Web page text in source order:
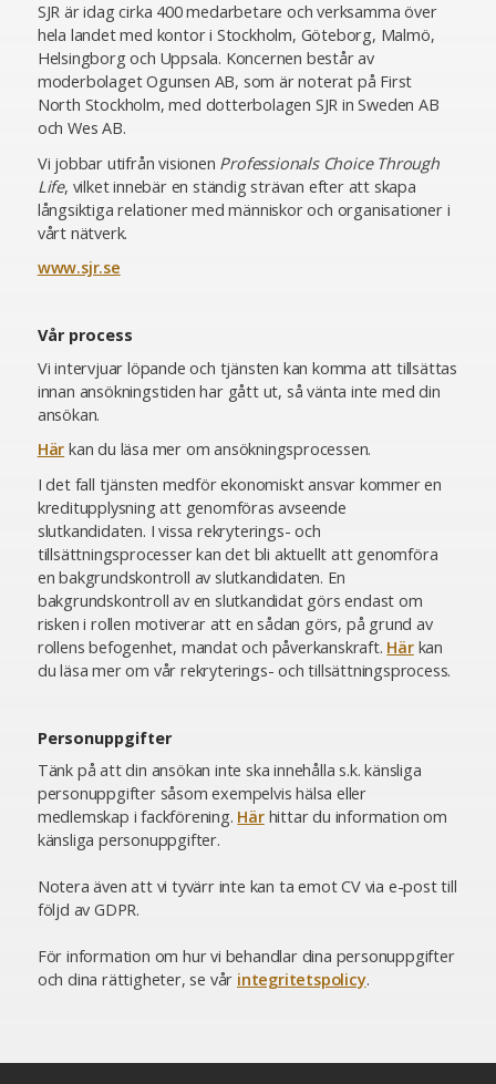
SJR är idag cirka 400 medarbetare och verksamma över
hela landet med kontor i Stockholm, Göteborg, Malmö,
Helsingborg och Uppsala. Koncernen består av
moderbolaget Ogunsen AB, som är noterat på First
North Stockholm, med dotterbolagen SJR in Sweden AB
och Wes AB.
Vi jobbar utifrån visionen Professionals Choice Through
Life, vilket innebär en ständig strävan efter att skapa
långsiktiga relationer med människor och organisationer i
vårt nätverk.
www.sjr.se
Vår process
Vi intervjuar löpande och tjänsten kan komma att tillsättas
innan ansökningstiden har gått ut, så vänta inte med din
ansökan.
Här kan du läsa mer om ansökningsprocessen.
I det fall tjänsten medför ekonomiskt ansvar kommer en
kreditupplysning att genomföras avseende
slutkandidaten. I vissa rekryterings- och
tillsättningsprocesser kan det bli aktuellt att genomföra
en bakgrundskontroll av slutkandidaten. En
bakgrundskontroll av en slutkandidat görs endast om
risken i rollen motiverar att en sådan görs, på grund av
rollens befogenhet, mandat och påverkanskraft. Härkan
du läsa mer om vår rekryterings- och tillsättningsprocess.
Personuppgifter
Tänk på att din ansökan inte ska innehålla s.k. känsliga
personuppgifter såsom exempelvis hälsa eller
medlemskap i fackförening. Härhittar du information om
känsliga personuppgifter.
Notera även att vi tyvärr inte kan ta emot CV via e-post till
följd av GDPR.
För information om hur vi behandlar dina personuppgifter
och dina rättigheter, se vår integritetspolicy.